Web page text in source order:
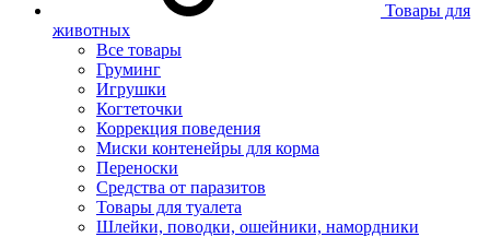
Товары для
животных
Все товары
Груминг
Игрушки
Когтеточки
Коррекция поведения
Миски контенейры для корма
Переноски
Средства от паразитов
Товары для туалета
Шлейки, поводки, ошейники, намордники